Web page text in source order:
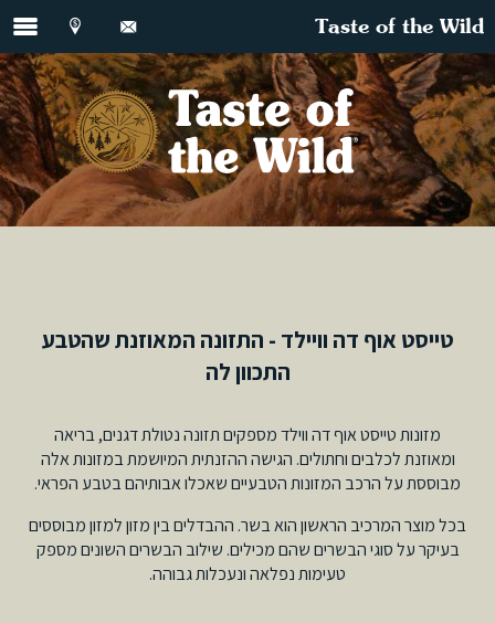
Taste of the Wild
טייסט אוף דה וויילד - התזונה המאוזנת שהטבע
התכוון לה
מזונות טייסט אוף דה ווילד מספקים תזונה נטולת דגנים, בריאה
ומאוזנת לכלבים וחתולים. הגישה ההזנתית המיושמת במזונות אלה
מבוססת על הרכב המזונות הטבעיים שאכלו אבותיהם בטבע הפראי.
בכל מוצר המרכיב הראשון הוא בשר. ההבדלים בין מזון למזון מבוססים
בעיקר על סוגי הבשרים שהם מכילים. שילוב הבשרים השונים מספק
טעימות נפלאה ונעכלות גבוהה.